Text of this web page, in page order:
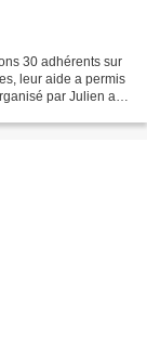
30 adhérents sur
leur aide a permis
par Julien a